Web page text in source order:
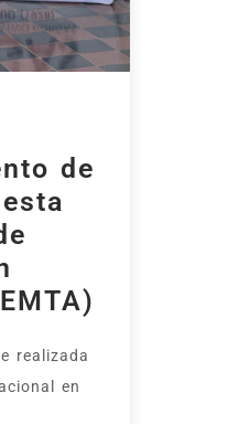
de
realizada
en